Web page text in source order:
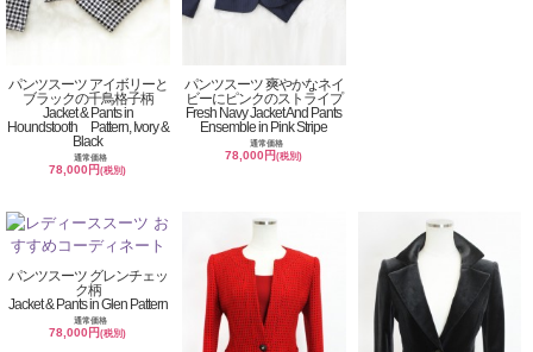
パンツスーツ アイボリーと
ブラックの千鳥格子柄
Jacket & Pants in
Houndstooth Pattern, Ivory &
Black
通常価格
78,000円(税別)
パンツスーツ 爽やかなネイ
ビーにピンクのストライプ
Fresh Navy Jacket And Pants
Ensemble in Pink Stripe
通常価格
78,000円(税別)
パンツスーツ グレンチェッ
ク柄
Jacket & Pants in Glen Pattern
通常価格
78,000円(税別)